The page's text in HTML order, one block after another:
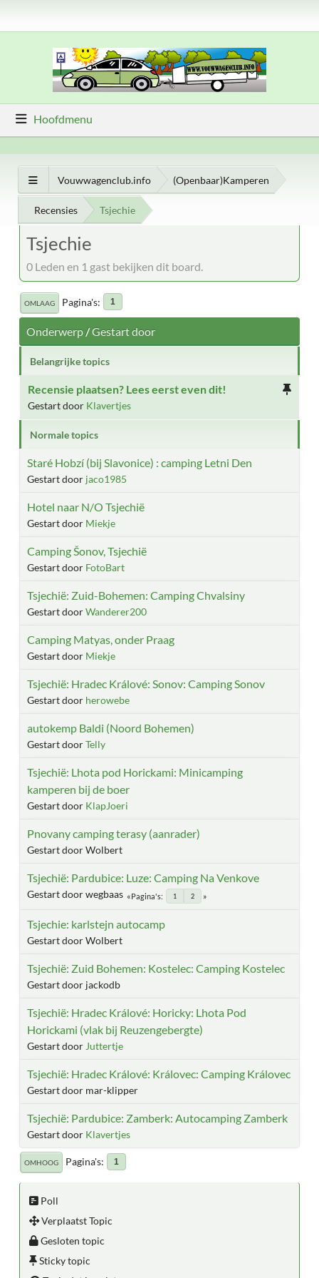
Hoofdmenu
Vouwwagenclub.info (Openbaar)Kamperen
Recensies Tsjechie
Tsjechie
0 Leden en 1 gast bekijken dit board.
OMLAAG Pagina's 1
Onderwerp/Gestart door
Belangrijke topics
Recensie plaatsen? Lees eerst even dit!
Gestart door Klavertjes
Normale topics
Staré Hobzí (bij Slavonice) : camping Letni Den
Gestart door jaco1985
Hotel naar N/O Tsjechië
Gestart door Miekje
Camping Šonov, Tsjechië
Gestart door FotoBart
Tsjechië: Zuid-Bohemen: Camping Chvalsiny
Gestart doorWanderer200
Camping Matyas, onder Praag
Gestart door Miekje
Tsjechië: Hradec Králové: Sonov: Camping Sonov
Gestart door herowebe
autokemp Baldi (Noord Bohemen)
Gestart doorTelly
Tsjechië: Lhota pod Horickami: Minicamping
kamperen bij de boer
Gestart door KlapJoeri
Pnovany camping terasy (aanrader)
Gestart door Wolbert
Tsjechië: Pardubice: Luze: Camping Na Venkove
Gestart door wegbaas Pagina's 1 2
Tsjechie: karlstejn autocamp
Gestart door Wolbert
Tsjechië: Zuid Bohemen: Kostelec: Camping Kostelec
Gestart door jackodb
Tsjechië: Hradec Králové: Horicky: Lhota Pod
Horickami (vlak bij Reuzengebergte)
Gestart door Juttertje
Tsjechië: Hradec Králové: Královec: Camping Královec
Gestart door mar-klipper
Tsjechië: Pardubice: Zamberk: Autocamping Zamberk
Gestart door Klavertjes
OMHOOG Pagina's 1
Poll
Verplaatst Topic
Gesloten topic
Sticky topic